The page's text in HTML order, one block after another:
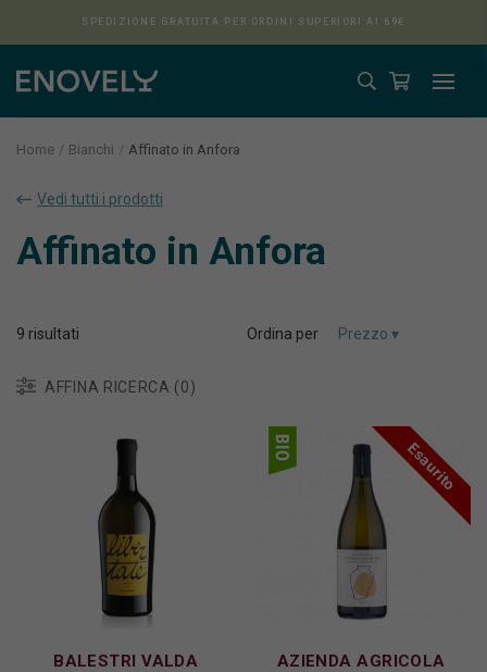
Aura
SPEDIZIONE GRATUITA PER ORDINI SUPERIORI AI 69€
Home Bianchi Affinato in Anfora
Vedi tutti i prodotti
Affinato in Anfora
9 risultati Ordina per
AFFINA RICERCA (0)
BALESTRI VALDA
Esaurito
AZIENDA AGRICOLA